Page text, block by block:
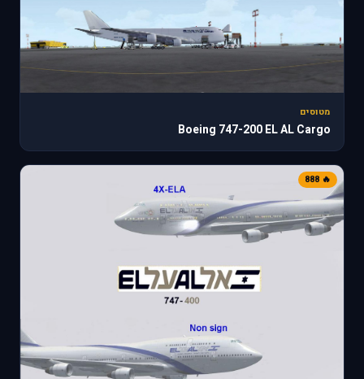
מטוסים
Boeing 747-200 EL AL Cargo
🔥 888